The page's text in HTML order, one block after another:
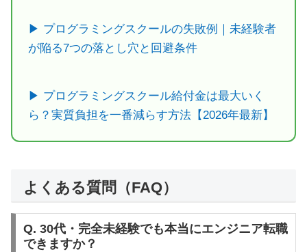
▶ プログラミングスクールの失敗例｜未経験者
が陥る7つの落とし穴と回避条件
▶ プログラミングスクール給付金は最大いく
ら？実質負担を一番減らす方法【2026年最新】
よくある質問（FAQ）
Q. 30代・完全未経験でも本当にエンジニア転職
できますか？